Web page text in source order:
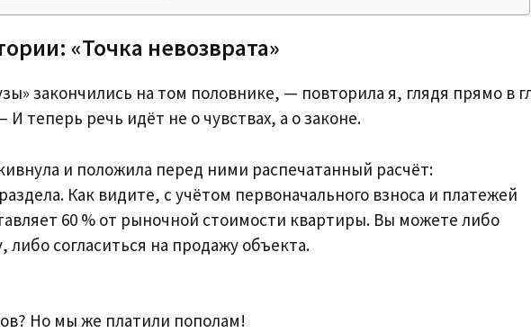
«Точка невозврата»
закончились на том половнике, — повторила я, глядя прямо в
теперь речь идёт не о чувствах, а о законе.
и положила перед ними распечатанный расчёт:
Как видите, с учётом первоначального взноса и платежей
60 % от рыночной стоимости квартиры. Вы можете либо
либо согласиться на продажу объекта.
Но мы же платили пополам!